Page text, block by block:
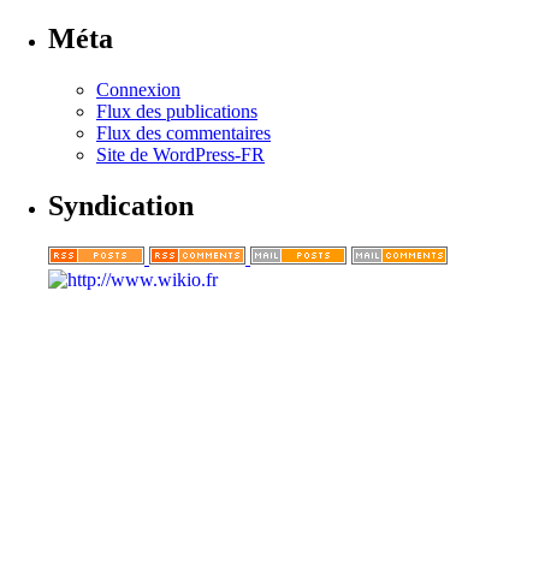
Méta
Connexion
Flux des publications
Flux des commentaires
Site de WordPress-FR
Syndication